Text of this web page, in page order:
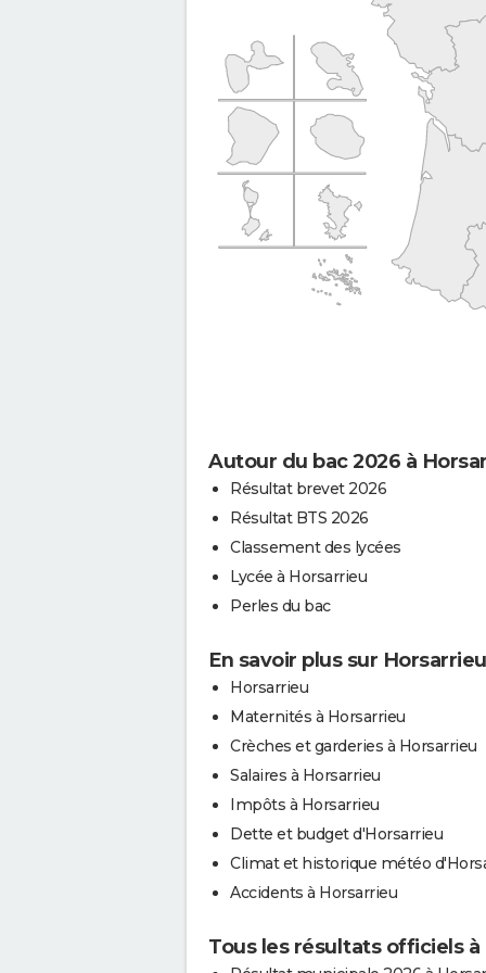
Autour du bac 2026 à
Résultat brevet 2026
Résultat BTS 2026
Classement des lycées
Lycée à Horsarrieu
Perles du bac
En savoir plus sur Horsarrieu
Horsarrieu
Maternités à Horsarrieu
Crèches et garderies à Horsarrieu
Salaires à Horsarrieu
Impôts à Horsarrieu
Dette et budget d'Horsarrieu
Climat et historique météo
Accidents à Horsarrieu
Tous les résultats officiels